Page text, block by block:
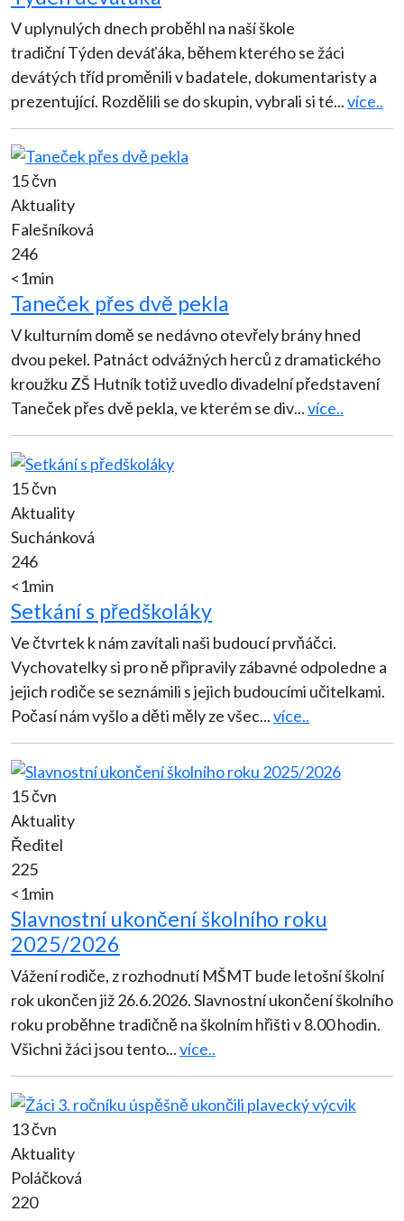
V uplynulých dnech proběhl na naší škole
tradiční Týden deváťáka, během kterého se žáci
devátých tříd proměnili v badatele, dokumentaristy a
prezentující. Rozdělili se do skupin, vybrali si té...více..
15 čvn
Aktuality
Falešníková
246
<1min
Taneček přes dvě pekla
V kulturním domě se nedávno otevřely brány hned
dvou pekel. Patnáct odvážných herců z dramatického
kroužku ZŠ Hutník totiž uvedlo divadelní představení
Taneček přes dvě pekla, ve kterém se div...více..
15 čvn
Aktuality
Suchánková
246
<1min
Setkání s předškoláky
Ve čtvrtek k nám zavítali naši budoucí prvňáčci.
Vychovatelky si pro ně připravily zábavné odpoledne a
jejich rodiče se seznámili s jejich budoucími učitelkami.
Počasí nám vyšlo a děti měly ze všec...více..
15 čvn
Aktuality
Ředitel
225
<1min
Slavnostní ukončení školního roku
2025/2026
Vážení rodiče, z rozhodnutí MŠMT bude letošní školní
rok ukončen již 26.6.2026. Slavnostní ukončení školního
roku proběhne tradičně na školním hřišti v 8.00 hodin.
Všichni žáci jsou tento...více..
13 čvn
Aktuality
Poláčková
220